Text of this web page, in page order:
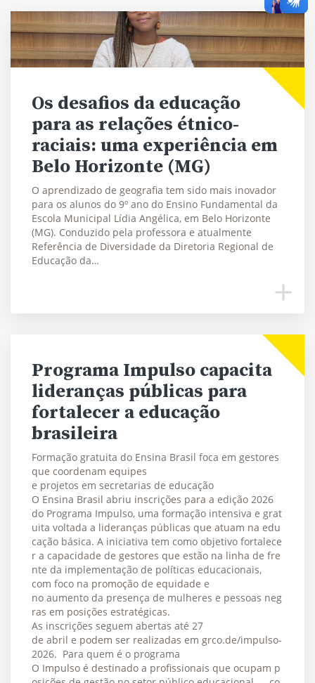
Os desafios da educação
para as relações étnico-
raciais: uma experiência em
Belo Horizonte (MG)
O aprendizado de geografia tem sido mais inovador
para os alunos do 9º ano do Ensino Fundamental da
Escola Municipal Lídia Angélica, em Belo Horizonte
(MG). Conduzido pela professora e atualmente
Referência de Diversidade da Diretoria Regional de
Educação da…
Programa Impulso capacita
lideranças públicas para
fortalecer a educação
brasileira
Formação gratuita do Ensina Brasil foca em gestores
que coordenam equipes
e projetos em secretarias de educação
O Ensina Brasil abriu inscrições para a edição 2026
do Programa Impulso, uma formação intensiva e grat
uita voltada a lideranças públicas que atuam na edu
cação básica. A iniciativa tem como objetivo fortalece
r a capacidade de gestores que estão na linha de fre
nte da implementação de políticas educacionais,
com foco na promoção de equidade e
no aumento da presença de mulheres e pessoas neg
ras em posições estratégicas.
As inscrições seguem abertas até 27
de abril e podem ser realizadas em grco.de/impulso-
2026. Para quem é o programa
O Impulso é destinado a profissionais que ocupam p